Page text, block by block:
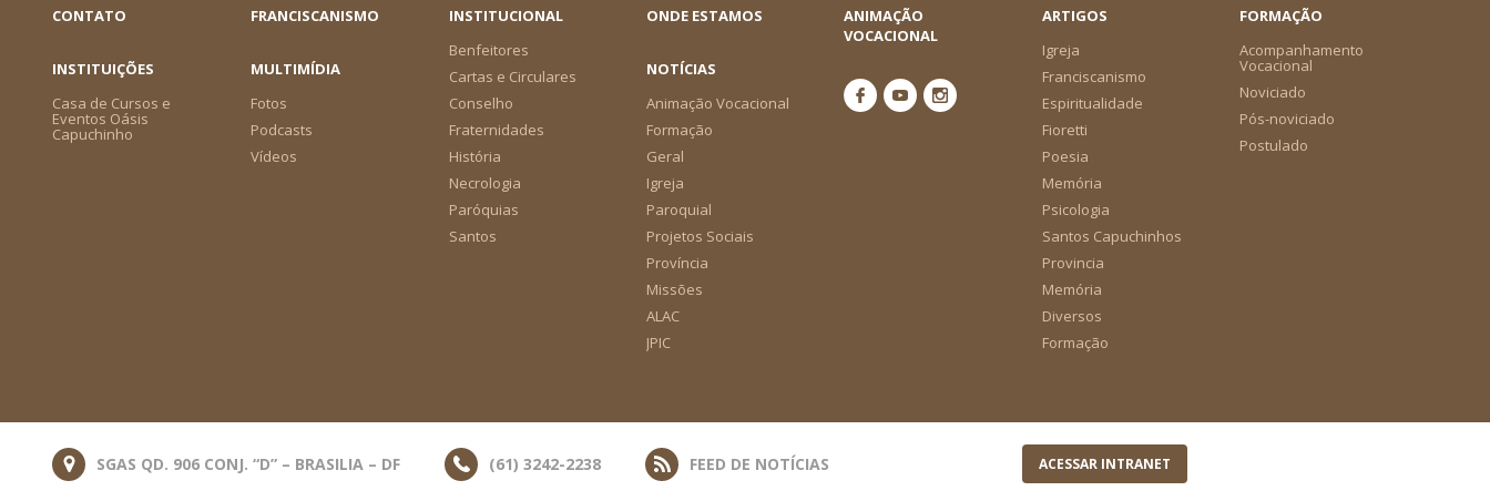
CONTATO FRANCISCANISMO
INSTITUCIONAL
Benfeitores
Cartas e Circulares
Conselho
Fraternidades
História
Necrologia
Paróquias
Santos
ONDE ESTAMOS
ANIMAÇÃO
VOCACIONAL
ARTIGOS
Igreja
Franciscanismo
Espiritualidade
Fioretti
Poesia
Memória
Psicologia
Santos Capuchinhos
Provincia
Memória
Diversos
Formação
FORMAÇÃO
Acompanhamento
Vocacional
Noviciado
Pós-noviciado
Postulado
INSTITUIÇÕES
Casa de Cursos e
Eventos Oásis
Capuchinho
MULTIMÍDIA
Fotos
Podcasts
Vídeos
NOTÍCIAS
Animação Vocacional
Formação
Geral
Igreja
Paroquial
Projetos Sociais
Província
Missões
ALAC
JPIC
SGAS QD. 906 CONJ. “D” – BRASILIA – DF (61) 3242-2238 FEED DE NOTÍCIAS ACESSAR INTRANET